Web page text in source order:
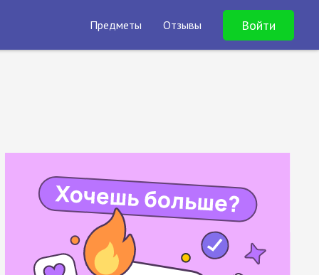
Предметы Отзывы Войти